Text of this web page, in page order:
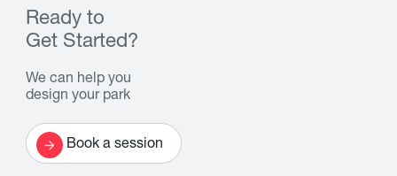
Ready to
Get Started?
We can help you
design your park
Book a session